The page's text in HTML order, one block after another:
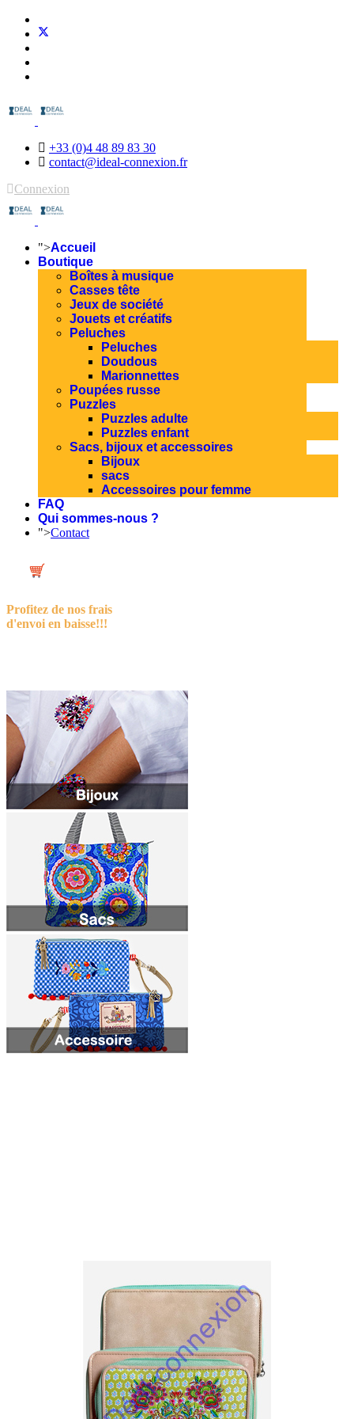
+33 (0)4 48 89 83 30
contact@ideal-connexion.fr
Connexion
">Accueil
Boutique
Boîtes à musique
Casses tête
Jeux de société
Jouets et créatifs
Peluches
Peluches
Doudous
Marionnettes
Poupées russe
Puzzles
Puzzles adulte
Puzzles enfant
Sacs, bijoux et accessoires
Bijoux
sacs
Accessoires pour femme
FAQ
Qui sommes-nous ?
">Contact
Profitez de nos frais
d'envoi en baisse!!!